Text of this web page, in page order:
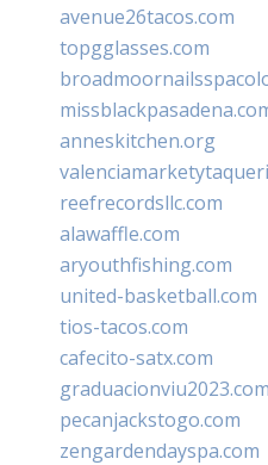
avenue26tacos.com
topgglasses.com
anneskitchen.org
reefrecordsllc.com
alawaffle.com
aryouthfishing.com
united-basketball.com
tios-tacos.com
cafecito-satx.com
graduacionviu2023.com
pecanjackstogo.com
zengardendayspa.com